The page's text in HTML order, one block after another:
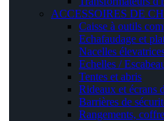
ACCESSOIRES DE
Caisse à outils
Echafaudage et
Nacelles
Echelles /
Tentes et abris
Rideaux et écrans
Barrières de
Rangements,